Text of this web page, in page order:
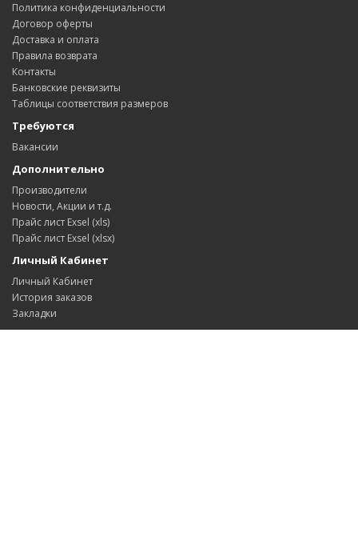
Политика конфиденциальности
Договор оферты
Доставка и оплата
Правила возврата
Контакты
Банковские реквизиты
Таблицы соответствия размеров
Требуются
Вакансии
Дополнительно
Производители
Новости, Акции и т.д.
Прайс лист Exsel (xls)
Прайс лист Exsel (xlsx)
Личный Кабинет
Личный Кабинет
История заказов
Закладки